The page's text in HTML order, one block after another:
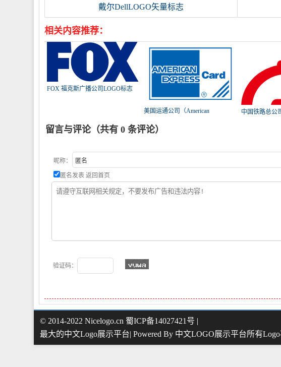
戴尔DellLOGO矢量标志
相关内容推荐：
FOX 福克斯广播公司LOGO标志
美国运通公司（American
Express）LOGO
中国铁路总公
留言与评论（共有 0 条评论）
昵称：
匿名发表 返回首页
验证码：
© 2014-2022 Nicelogo.cn 蜀ICP备14027421号 |
最大的中文Logo展示平台| Powered By 中文LOGO展示平台所有